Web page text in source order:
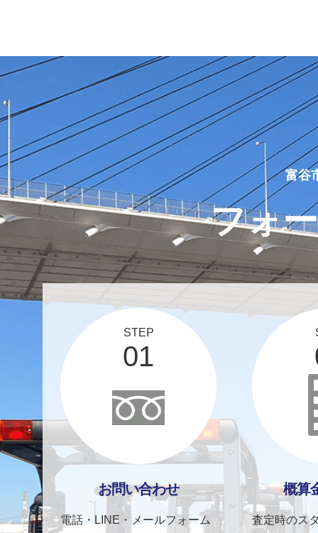
2025 05 22 スタッフ紹介動画、更新し
2025 05 22 買取実績、更新しました！
2025 05 10 買取実績、更新しました！
富谷
フォ
STEP
01
お問い合わせ
電話・LINE・メールフォーム
概算
査定時のス